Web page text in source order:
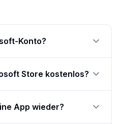
Konto?
Store kostenlos?
App wieder?